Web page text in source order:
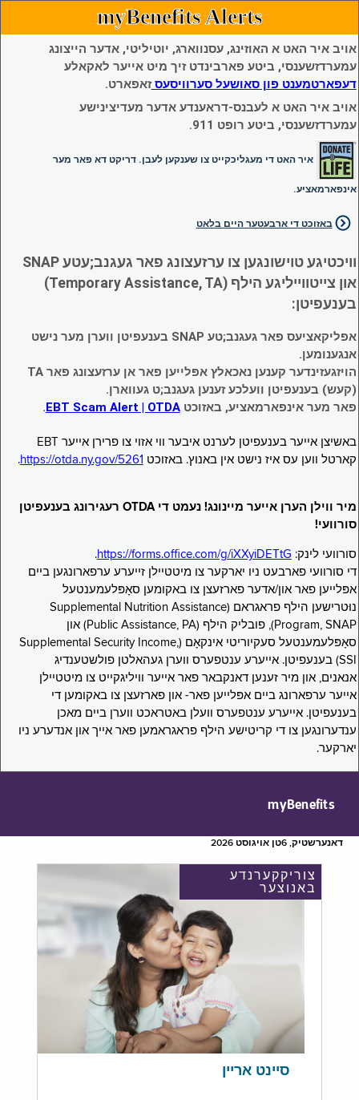
myBenefits Alerts
אויב איר האט א האוזינג, עסנווארג, יוטיליטי, אדער הייצונג
עמערדזשענסי, ביטע פארבינדט זיך מיט אייער לאקאלע
דעפארטמענט פון סאושעל סערוויסעסזאפארט.
אויב איר האט א לעבנס-דראענדע אדער מעדיצינישע
עמערדזשענסי, ביטע רופט 911.
איר האט די מעגליכקייט צו שענקען לעבן. דריקט דא פאר מער
אינפארמאציע.
באזוכט די ארבעטער היים בלאט
וויכטיגע טוישונגען צו ערזעצונג פאר געגנב;עטע SNAP
און צייטווייליגע הילף (Temporary Assistance, TA)
בענעפיטן:
אפליקאציעס פאר געגנב;טע SNAP בענעפיטן ווערן מער נישט
אנגענומען.
הויזגעזינדער קענען נאכאלץ אפּלייען פאר אן ערזעצונג פאר TA
(קעש) בענעפיטן וועלכע זענען געגנב;ט געווארן.
פאר מער אינפארמאציע, באזוכטEBT Scam Alert | OTDA
.
באשיצן אייער בענעפיטן לערנט איבער ווי אזוי צו פרירן אייער EBT
קארטל ווען עס איז נישט אין באנוץ. באזוכט https://otda.ny.gov/5261
.
מיר ווילן הערן אייער מיינונג! נעמט די OTDA רעגירונג בענעפיטן
סורוועי!
סורוועי לינק: https://forms.office.com/g/iXXyiDETtG
.
די סורוועי פארבעט ניו יארקער צו מיטטיילן זייערע ערפארונגען ביים
אפּלייען פאר און/אדער פארזעצן צו באקומען סאָפּלעמענטעל
נוּטרישען הילף פראגראם (Supplemental Nutrition Assistance
Program, SNAP), פובליק הילף (Public Assistance, PA) און
סאָפּלעמענטעל סעקיוריטי אינקאָם (Supplemental Security Income,
SSI) בענעפיטן. אייערע ענטפערס ווערן געהאלטן פולשטענדיג
אנאנים, און מיר זענען דאנקבאר פאר אייער וויליגקייט צו מיטטיילן
אייער ערפארונג ביים אפּלייען פאר- און פארזעצן צו באקומען די
בענעפיטן. אייערע ענטפערס וועלן באטראכט ווערן ביים מאכן
ענדערונגען צו די קריטישע הילף פראגראמען פאר אייך און אנדערע ניו
יארקער.
myBenefits
דאנערשטיק, 6טן אויגוסט 2026
צוריקקערנדע
באנוצער
סיינט אריין